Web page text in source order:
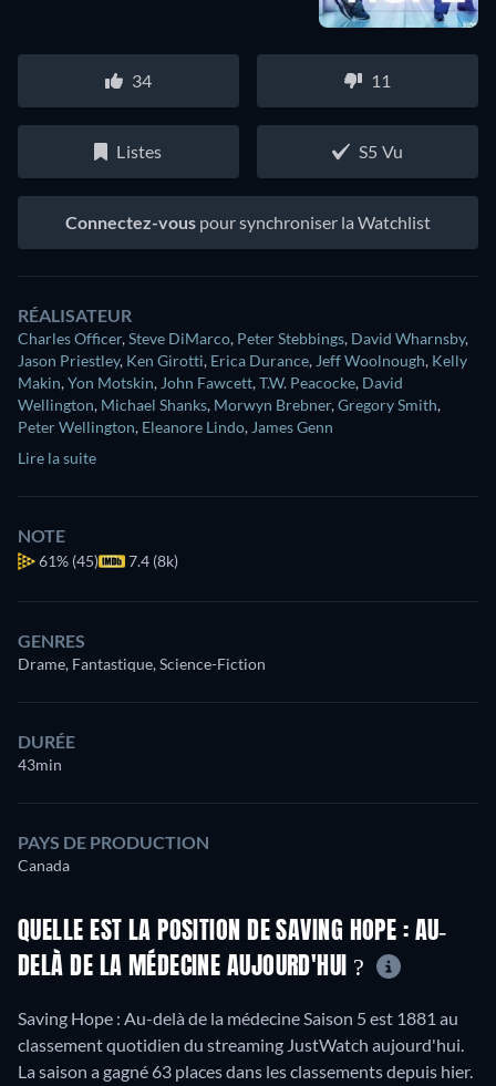
34 11
Listes S5 Vu
Connectez-vous pour synchroniser la Watchlist
RÉALISATEUR
Charles Officer,Steve DiMarco, Peter Stebbings, David Wharnsby,
Jason Priestley, Ken Girotti, Erica Durance, Jeff Woolnough, Kelly
Makin,Yon Motskin, John Fawcett,T.W. Peacocke, David
Wellington, Michael Shanks, Morwyn Brebner,Gregory Smith,
Peter Wellington, Eleanore Lindo, James Genn
Lire la suite
NOTE
61% (45) 7.4 (8k)
GENRES
Drame, Fantastique, Science-Fiction
DURÉE
43min
PAYS DE PRODUCTION
Canada
QUELLE EST LA POSITION DE SAVING HOPE : AU-
DELÀ DE LA MÉDECINE AUJOURD'HUI ?
Saving Hope : Au-delà de la médecine Saison 5 est 1881 au
classement quotidien du streaming JustWatch aujourd'hui.
La saison a gagné 63 places dans les classements depuis hier.